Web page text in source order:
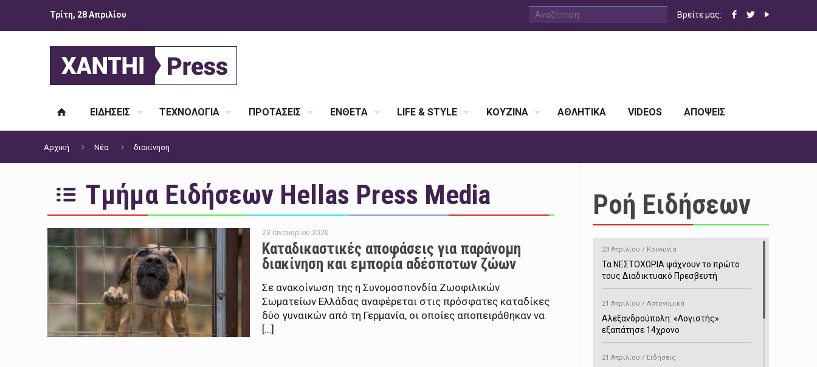
Τρίτη, 28 Απριλίου Βρείτε μας:
ΕΙΔΗΣΕΙΣ ΤΕΧΝΟΛΟΓΙΑ ΠΡΟΤΑΣΕΙΣ ΕΝΘΕΤΑ LIFE & STYLE ΚΟΥΖΙΝΑ ΑΘΛΗΤΙΚΑ VIDEOS ΑΠΟΨΕΙΣ
Αρχική Νέα διακίνηση
Τμήμα Ειδήσεων Hellas Press Media
23 Ιανουαρίου 2020
Καταδικαστικές αποφάσεις για παράνομη
διακίνηση και εμπορία αδέσποτων ζώων
Σε ανακοίνωση της η Συνομοσπονδία Ζωοφιλικών
Σωματείων Ελλάδας αναφέρεται στις πρόσφατες καταδίκες
δύο γυναικών από τη Γερμανία, οι οποίες αποπειράθηκαν να
[…]
Ροή Ειδήσεων
23 Απριλίου / Κοινωνία
Τα ΝΕΣΤΟΧΩΡΙΑ ψάχνουν το πρώτο
τους Διαδικτυακό Πρεσβευτή
21 Απριλίου / Αστυνομικά
Αλεξανδρούπολη: «Λογιστής»
εξαπάτησε 14χρονο
21 Απριλίου / Ειδήσεις